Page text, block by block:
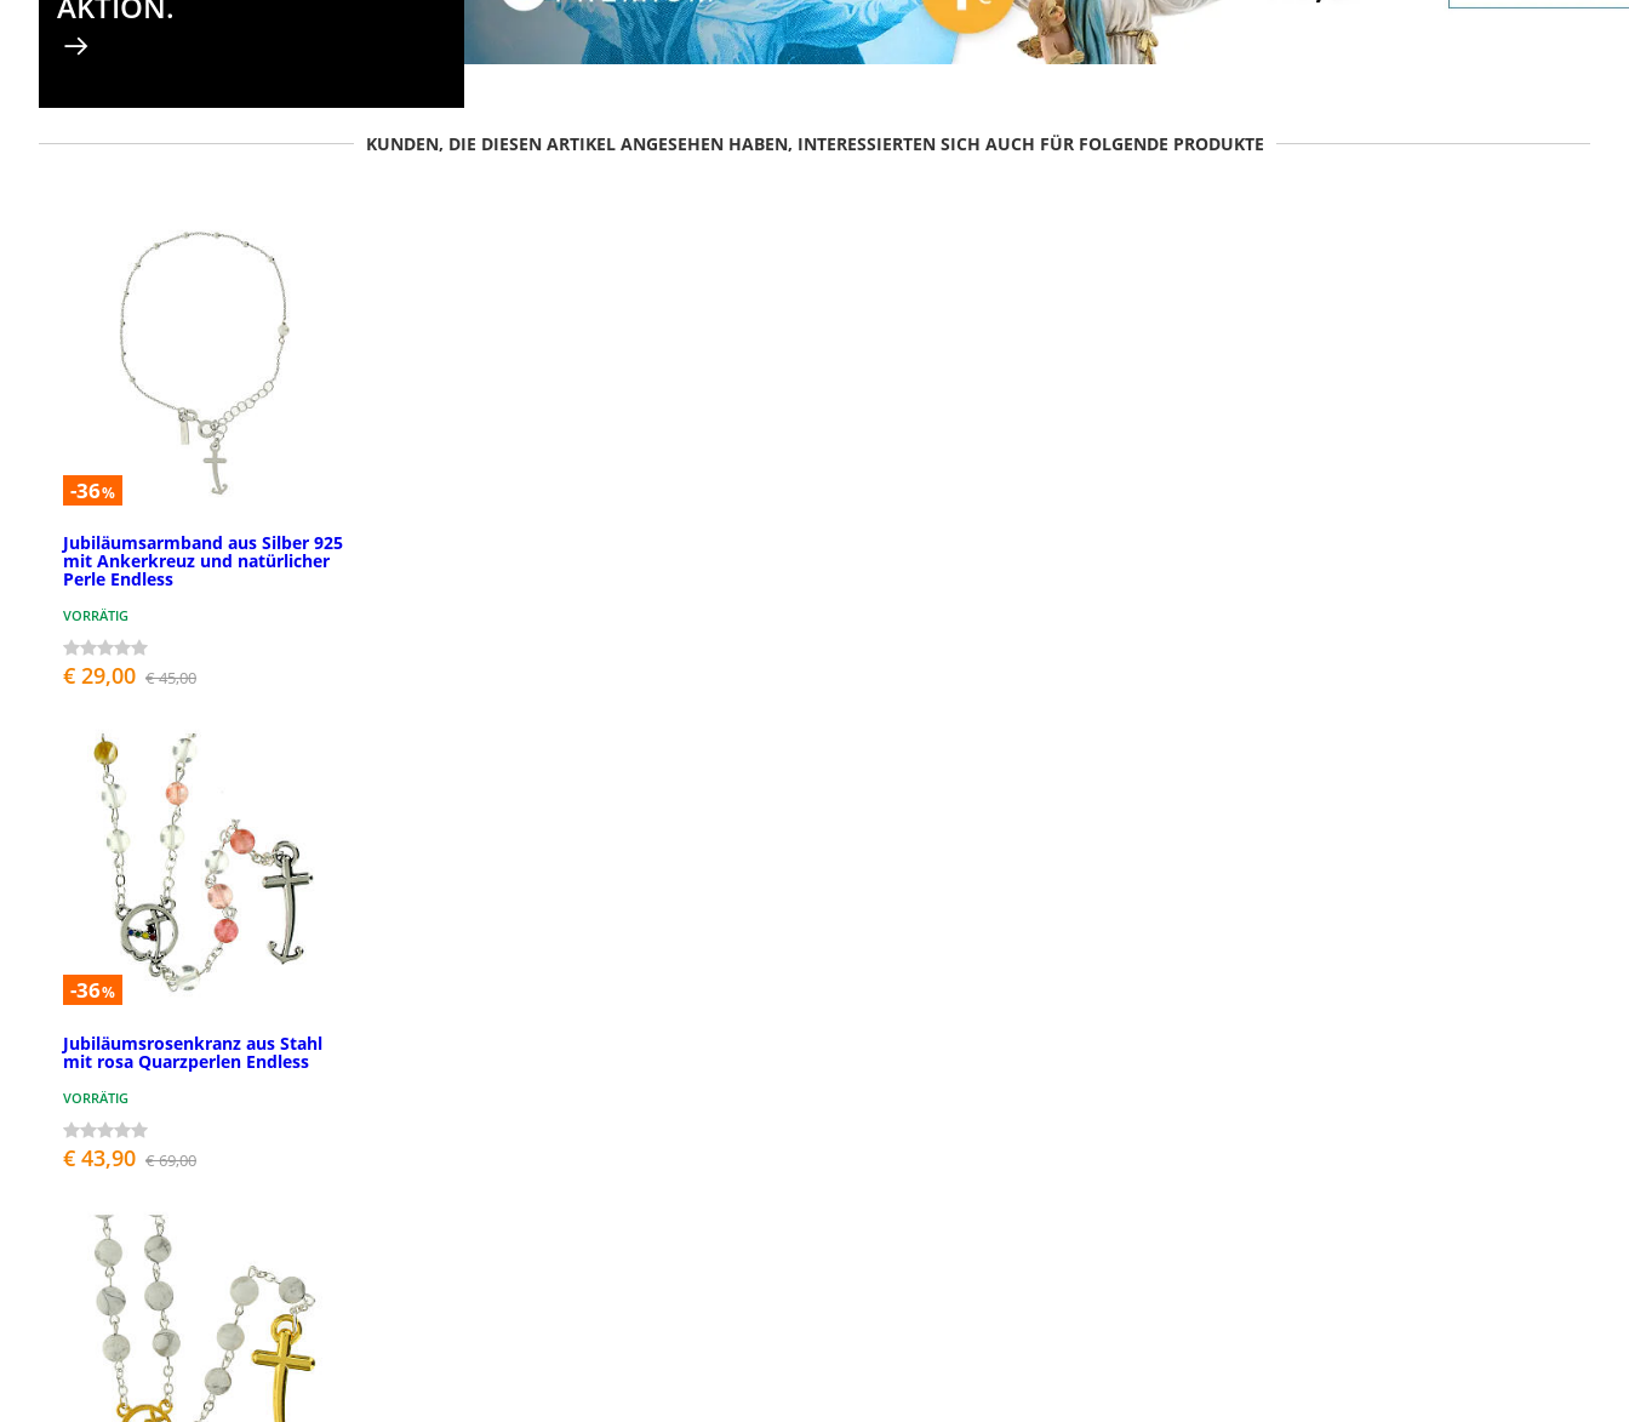
KUNDEN, DIE DIESEN ARTIKEL ANGESEHEN HABEN, INTERESSIERTEN SICH AUCH FÜR FOLGENDE PRODUKTE
-36%
Jubiläumsarmband aus Silber 925
mit Ankerkreuz und natürlicher
Perle Endless
VORRÄTIG
€ 29,00 € 45,00
-36%
Jubiläumsrosenkranz aus Stahl
mit rosa Quarzperlen Endless
VORRÄTIG
€ 43,90 € 69,00